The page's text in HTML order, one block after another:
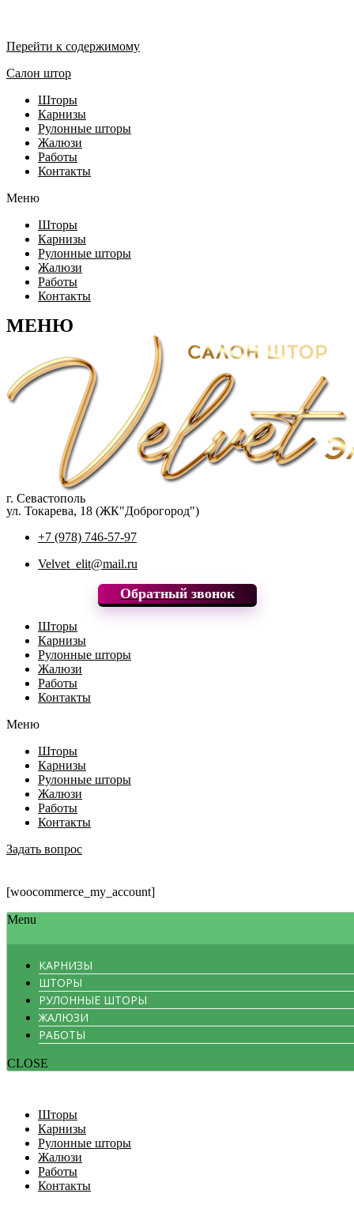
Перейти к содержимому
Салон штор
Шторы
Карнизы
Рулонные шторы
Жалюзи
Работы
Контакты
Меню
Шторы
Карнизы
Рулонные шторы
Жалюзи
Работы
Контакты
МЕНЮ
г. Севастополь
ул. Токарева, 18 (ЖК"Доброгород")
+7 (978) 746-57-97
Velvet_elit@mail.ru
Обратный звонок
Шторы
Карнизы
Рулонные шторы
Жалюзи
Работы
Контакты
Меню
Шторы
Карнизы
Рулонные шторы
Жалюзи
Работы
Контакты
Задать вопрос
[woocommerce_my_account]
Menu
КАРНИЗЫ
ШТОРЫ
РУЛОННЫЕ ШТОРЫ
ЖАЛЮЗИ
РАБОТЫ
CLOSE
Шторы
Карнизы
Рулонные шторы
Жалюзи
Работы
Контакты